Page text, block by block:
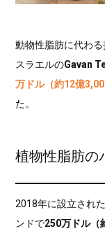
動物性脂肪に代わ
スラエルのGavan
万ドル（約12億
た。
植物性脂肪の
2018年に設立され
ンドで250万ドル（